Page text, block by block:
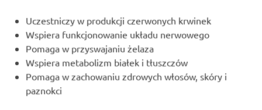
Uczestniczy w produkcji czerwonych krwinek
Wspiera funkcjonowanie układu nerwowego
Pomaga w przyswajaniu żelaza
Wspiera metabolizm białek i tłuszczów
Pomaga w zachowaniu zdrowych włosów, skóry i
paznokci